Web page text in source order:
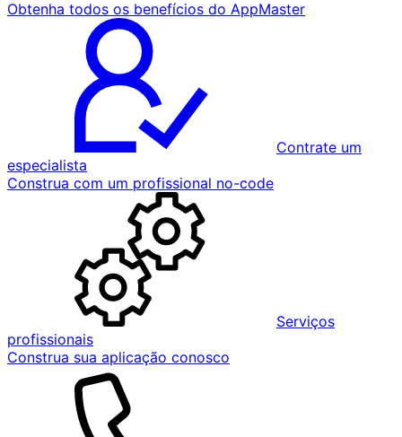
Obtenha todos os benefícios do AppMaster
Contrate um
especialista
Construa com um profissional no-code
Serviços
profissionais
Construa sua aplicação conosco